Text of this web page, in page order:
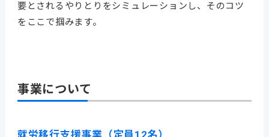
要とされるやりとりをシミュレーションし、そのコツ
をここで掴みます。
事業について
就労移行支援事業（定員12名）